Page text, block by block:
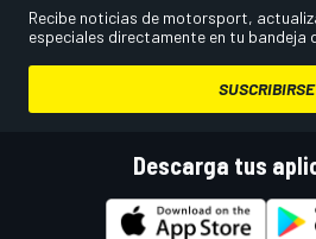
Recibe noticias de motorsport,
especiales directamente en tu bandeja
SUSCRIBIRSE
Descarga tus